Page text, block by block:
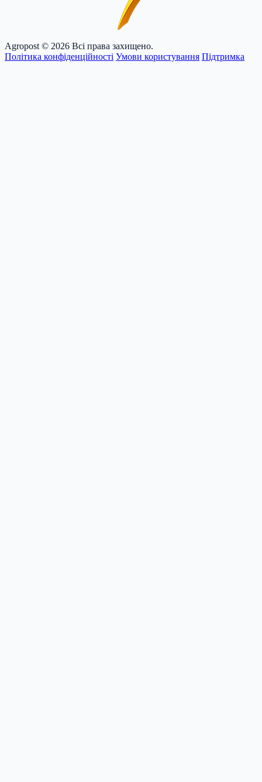
Agropost © 2026 Всі права захищено.
Політика конфіденційності Умови користування Підтримка